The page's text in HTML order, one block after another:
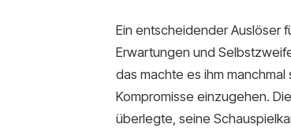
Ein entscheidender Auslöser
Erwartungen und
das machte es ihm
Kompromisse einzugehen.
überlegte, seine